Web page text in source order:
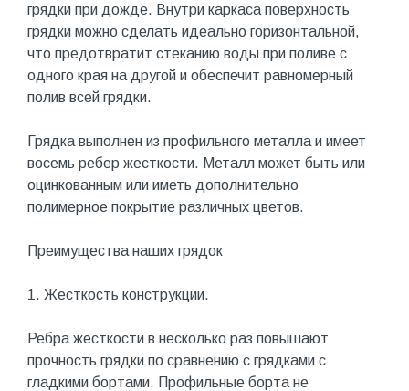
грядки при дожде. Внутри каркаса поверхность
грядки можно сделать идеально горизонтальной,
что предотвратит стеканию воды при поливе с
одного края на другой и обеспечит равномерный
полив всей грядки.
Грядка выполнен из профильного металла и имеет
восемь ребер жесткости. Металл может быть или
оцинкованным или иметь дополнительно
полимерное покрытие различных цветов.
Преимущества наших грядок
1. Жесткость конструкции.
Ребра жесткости в несколько раз повышают
прочность грядки по сравнению с грядками с
гладкими бортами. Профильные борта не